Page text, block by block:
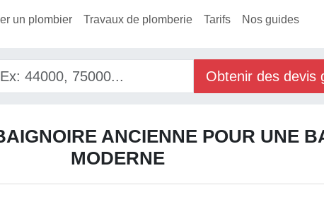
un plombier Travaux de plomberie Tarifs Nos guides
Obtenir des devis
ANCIENNE POUR UNE
MODERNE